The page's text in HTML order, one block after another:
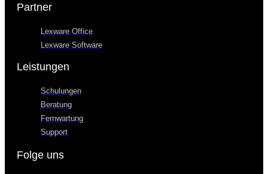
Partner
Lexware Office
Lexware Software
Leistungen
Schulungen
Beratung
Fernwartung
Support
Folge uns